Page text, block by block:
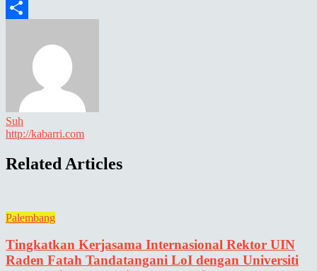
Email
Suh
http://kabarri.com
Related Articles
Palembang
Tingkatkan Kerjasama Internasional Rektor UIN
Raden Fatah Tandatangani LoI dengan Universiti